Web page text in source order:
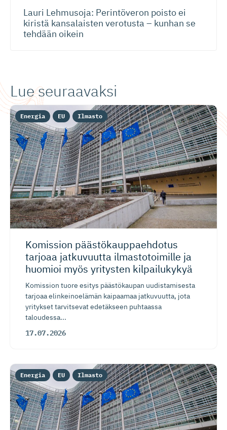
Lauri Lehmusoja: Perintöveron poisto ei
kiristä kansalaisten verotusta – kunhan se
tehdään oikein
Lue seuraavaksi
Komission päästökaup­paehdotus
tarjoaa jatkuvuutta ilmastotoimille ja
huomioi myös yritysten kilpailukykyä
Komission tuore esitys päästökaupan uudistamisesta
tarjoaa elinkeinoelämän kaipaamaa jatkuvuutta, jota
yritykset tarvitsevat edetäkseen puhtaassa
taloudessa...
17.07.2026
Energia EU Ilmasto
Energia EU Ilmasto